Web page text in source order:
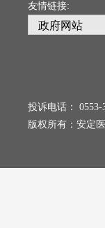
友情链接:
投诉电话：
版权所有：安定